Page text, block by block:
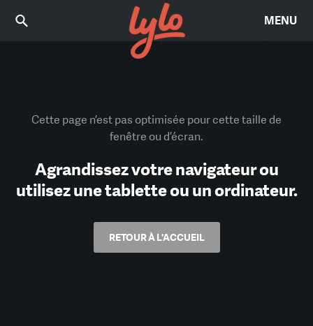
MENU
Cette page n’est pas optimisée pour cette taille de
fenêtre ou d’écran.
Agrandissez votre navigateur ou
utilisez une tablette ou un ordinateur.
RETOUR À L'ACCUEIL